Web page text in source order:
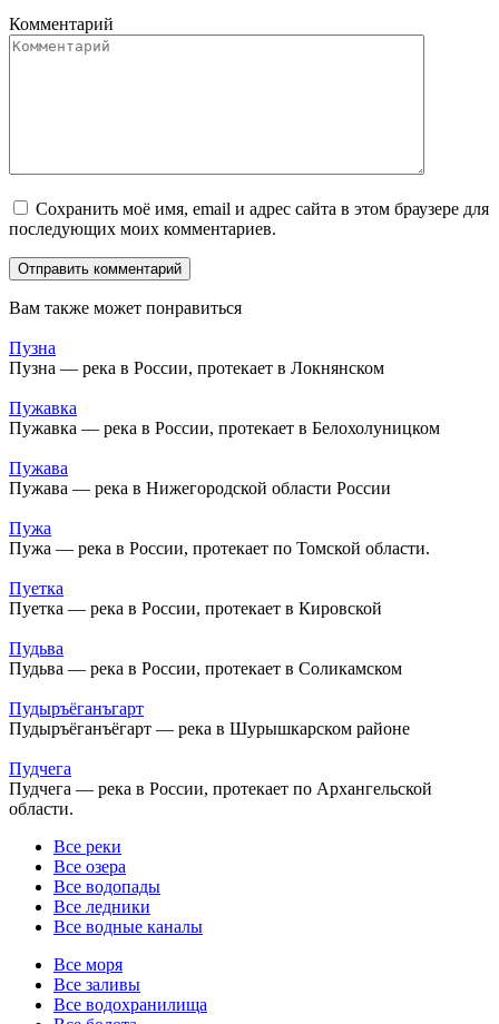
Комментарий
Сохранить моё имя, email и адрес сайта в этом браузере для
последующих моих комментариев.
Вам также может понравиться
Пузна
Пузна — река в России, протекает в Локнянском
Пужавка
Пужавка — река в России, протекает в Белохолуницком
Пужава
Пужава — река в Нижегородской области России
Пужа
Пужа — река в России, протекает по Томской области.
Пуетка
Пуетка — река в России, протекает в Кировской
Пудьва
Пудьва — река в России, протекает в Соликамском
Пудыръёганъгарт
Пудыръёганъёгарт — река в Шурышкарском районе
Пудчега
Пудчега — река в России, протекает по Архангельской
области.
Все реки
Все озера
Все водопады
Все ледники
Все водные каналы
Все моря
Все заливы
Все водохранилища